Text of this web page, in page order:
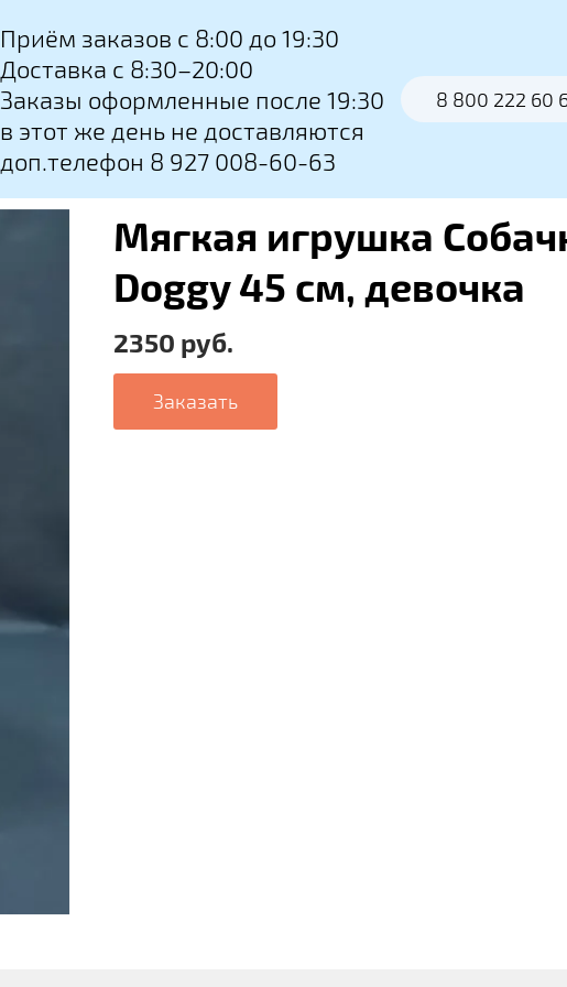
8 800 222 60
Приём заказов с 8:00 до 19:30
Доставка с 8:30–20:00
Заказы оформленные после 19:30
в этот же день не доставляются
доп.телефон 8 927 008-60-63
Мягкая игрушка
Doggy 45 см, девочка
2350 руб.
Заказать